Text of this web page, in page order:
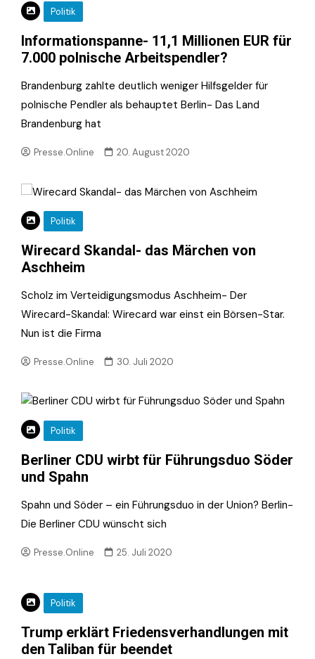
Politik
Informationspanne- 11,1 Millionen EUR für
7.000 polnische Arbeitspendler?
Brandenburg zahlte deutlich weniger Hilfsgelder für
polnische Pendler als behauptet Berlin- Das Land
Brandenburg hat
Presse.Online 20. August 2020
Politik
Wirecard Skandal- das Märchen von
Aschheim
Scholz im Verteidigungsmodus Aschheim- Der
Wirecard-Skandal: Wirecard war einst ein Börsen-Star.
Nun ist die Firma
Presse.Online 30. Juli 2020
Politik
Berliner CDU wirbt für Führungsduo Söder
und Spahn
Spahn und Söder – ein Führungsduo in der Union? Berlin-
Die Berliner CDU wünscht sich
Presse.Online 25. Juli 2020
Politik
Trump erklärt Friedensverhandlungen mit
den Taliban für beendet